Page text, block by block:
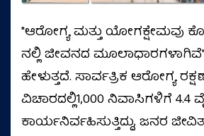
"ಆರೋಗ್ಯ ಮತ್ತು ಯೋಗಕ್ಷೇಮವು
ನಲ್ಲಿ ಜೀವನದ
ಹೇಳುತ್ತದೆ. ಸಾರ್ವತ್ರಿಕ ಆರೋಗ್ಯ
ವಿಚಾರದಲ್ಲಿ1,000 ನಿವಾಸಿಗಳಿಗೆ 4.4
ಕಾರ್ಯನಿರ್ವಹಿಸುತ್ತಿದ್ದು, ಜನರ